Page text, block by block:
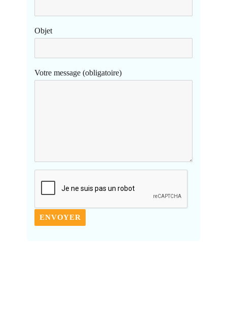
Objet
Votre message (obligatoire)